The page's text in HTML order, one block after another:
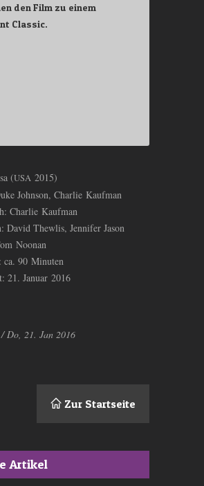
den Film zu einem
Classic.
(USA 2015)
Johnson, Charlie Kaufman
Charlie Kaufman
David Thewlis, Jennifer Jason
Noonan
ca. 90 Minuten
21. Januar 2016
Do, 21. Jan 2016
Zur Startseite
Artikel